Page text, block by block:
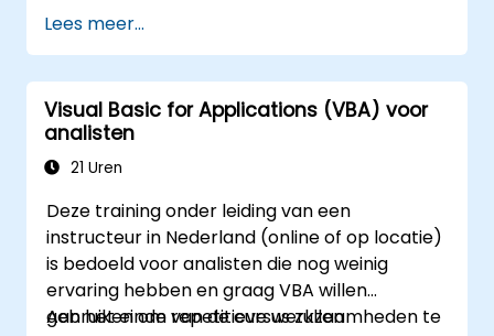
beheer van werkboeken, het opstellen van
complexe formules met behulp van krachtige
functies, het formatteren van cellen, het
maken van professionele grafieken en
diagrammen, het werken met PivotTables en
datalijsten, evenals het gebruik van grafische
bedrijfsanalisten, accountants, data-experts
en kantoorpersoneel die hun Excel-
vaardigheden van een gemiddeld naar een
expertniveau willen brengen. Ontwikkel uw
analytisch vermogen, stroomlijn
Lees meer...
Visual Basic for Applications (VBA) voor
analisten
21 Uren
Deze training onder leiding van een
instructeur in Nederland (online of op locatie)
is bedoeld voor analisten die nog weinig
ervaring hebben en graag VBA willen
gebruiken om repetitieve werkzaamheden te
Aan het einde van de cursus zullen